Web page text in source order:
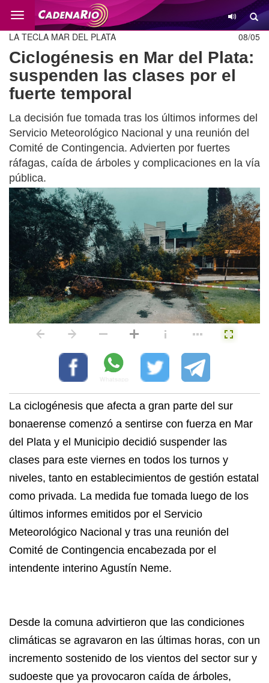
Cambio
08/05
LA TECLA MAR DEL PLATA
Ciclogénesis en Mar del Plata:
suspenden las clases por el
fuerte temporal
La decisión fue tomada tras los últimos informes del
Servicio Meteorológico Nacional y una reunión del
Comité de Contingencia. Advierten por fuertes
ráfagas, caída de árboles y complicaciones en la vía
pública.
La ciclogénesis que afecta a gran parte del sur
bonaerense comenzó a sentirse con fuerza en Mar
del Plata y el Municipio decidió suspender las
clases para este viernes en todos los turnos y
niveles, tanto en establecimientos de gestión estatal
como privada. La medida fue tomada luego de los
últimos informes emitidos por el Servicio
Meteorológico Nacional y tras una reunión del
Comité de Contingencia encabezada por el
intendente interino Agustín Neme.
Desde la comuna advirtieron que las condiciones
climáticas se agravaron en las últimas horas, con un
incremento sostenido de los vientos del sector sur y
sudoeste que ya provocaron caída de árboles,